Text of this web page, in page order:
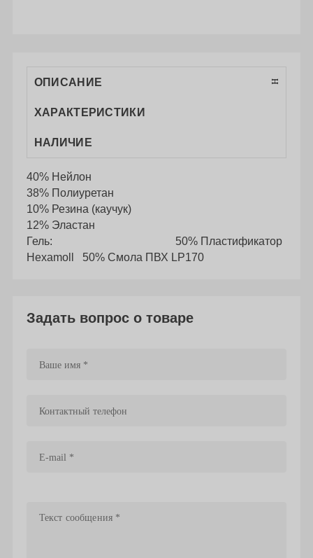
ОПИСАНИЕ
ХАРАКТЕРИСТИКИ
НАЛИЧИЕ
40% Нейлон
38% Полиуретан
10% Резина (каучук)
12% Эластан
Гель: 50% Пластификатор
Hexamoll 50% Смола ПВХ LP170
Задать вопрос о товаре